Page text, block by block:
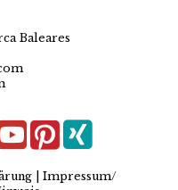
Baleares
| Impressum/